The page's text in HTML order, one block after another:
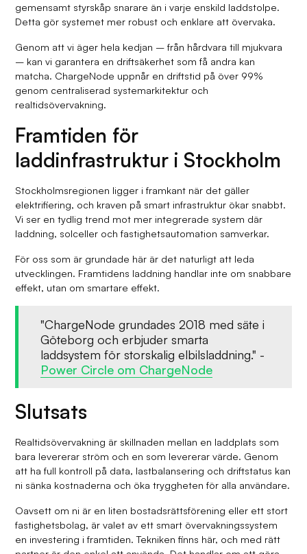
gemensamt styrskåp snarare än i varje enskild laddstolpe.
Detta gör systemet mer robust och enklare att övervaka.
Genom att vi äger hela kedjan – från hårdvara till mjukvara
– kan vi garantera en driftsäkerhet som få andra kan
matcha. ChargeNode uppnår en driftstid på över 99%
genom centraliserad systemarkitektur och
realtidsövervakning.
Framtiden för
laddinfrastruktur i Stockholm
Stockholmsregionen ligger i framkant när det gäller
elektrifiering, och kraven på smart infrastruktur ökar snabbt.
Vi ser en tydlig trend mot mer integrerade system där
laddning, solceller och fastighetsautomation samverkar.
För oss som är grundade här är det naturligt att leda
utvecklingen. Framtidens laddning handlar inte om snabbare
effekt, utan om smartare effekt.
"ChargeNode grundades 2018 med säte i
Göteborg och erbjuder smarta
laddsystem för storskalig elbilsladdning." -
Power Circle om ChargeNode
Slutsats
Realtidsövervakning är skillnaden mellan en laddplats som
bara levererar ström och en som levererar värde. Genom
att ha full kontroll på data, lastbalansering och driftstatus kan
ni sänka kostnaderna och öka tryggheten för alla användare.
Oavsett om ni är en liten bostadsrättsförening eller ett stort
fastighetsbolag, är valet av ett smart övervakningssystem
en investering i framtiden. Tekniken finns här, och med rätt